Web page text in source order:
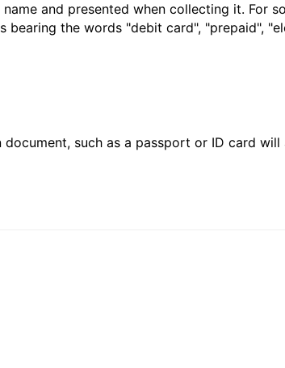
and presented when collecting it. For
the words "debit card", "prepaid",
such as a passport or ID card will